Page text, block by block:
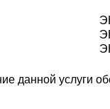
данной услуги